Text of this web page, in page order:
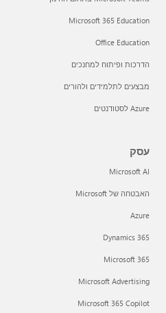
Microsoft 365 Education
Office Education
הדרכות ופיתוח למחנכים
מבצעים לתלמידים ולהורים
Azure לסטודנטים
עסק
Microsoft AI
האבטחה של Microsoft
Azure
Dynamics 365
Microsoft 365
Microsoft Advertising
Microsoft 365 Copilot